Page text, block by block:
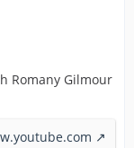
Romany Gilmour